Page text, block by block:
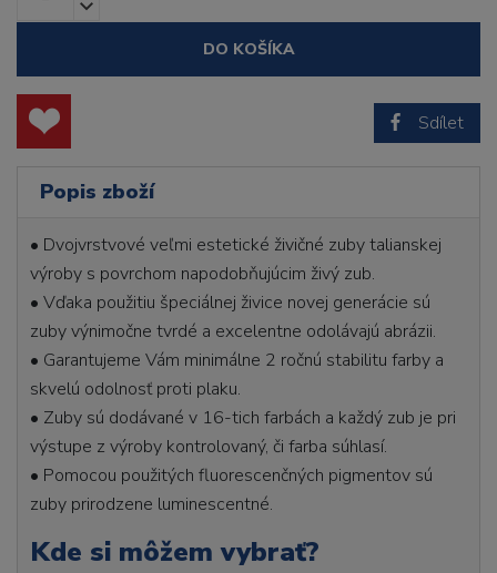
DO KOŠÍKA
Sdílet
Popis zboží
• Dvojvrstvové veľmi estetické živičné zuby talianskej
výroby s povrchom napodobňujúcim živý zub.
• Vďaka použitiu špeciálnej živice novej generácie sú
zuby výnimočne tvrdé a excelentne odolávajú abrázii.
• Garantujeme Vám minimálne 2 ročnú stabilitu farby a
skvelú odolnosť proti plaku.
• Zuby sú dodávané v 16-tich farbách a každý zub je pri
výstupe z výroby kontrolovaný, či farba súhlasí.
• Pomocou použitých fluorescenčných pigmentov sú
zuby prirodzene luminescentné.
Kde si môžem vybrať?